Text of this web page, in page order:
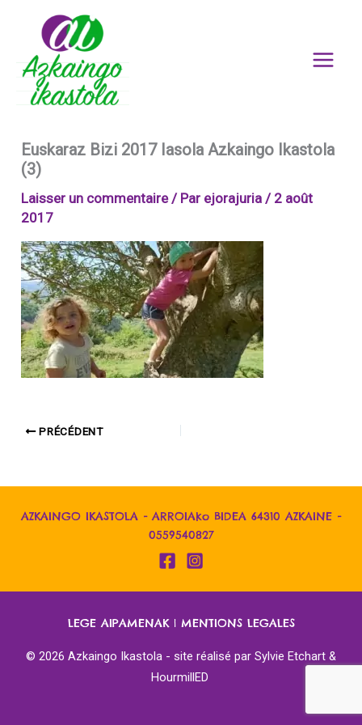
contenu
Euskaraz Bizi 2017 Iasola Azkaingo Ikastola
(3)
Laisser un commentaire / Par ejorajuria / 2 août
2017
PRÉCÉDENT
AZKAINGO IKASTOLA - ARROIAko BIDEA 64310 AZKAINE -
0559540827
LEGE AIPAMENAK| MENTIONS LEGALES
© 2026 Azkaingo Ikastola - site réalisé par Sylvie Etchart &
HourmillED